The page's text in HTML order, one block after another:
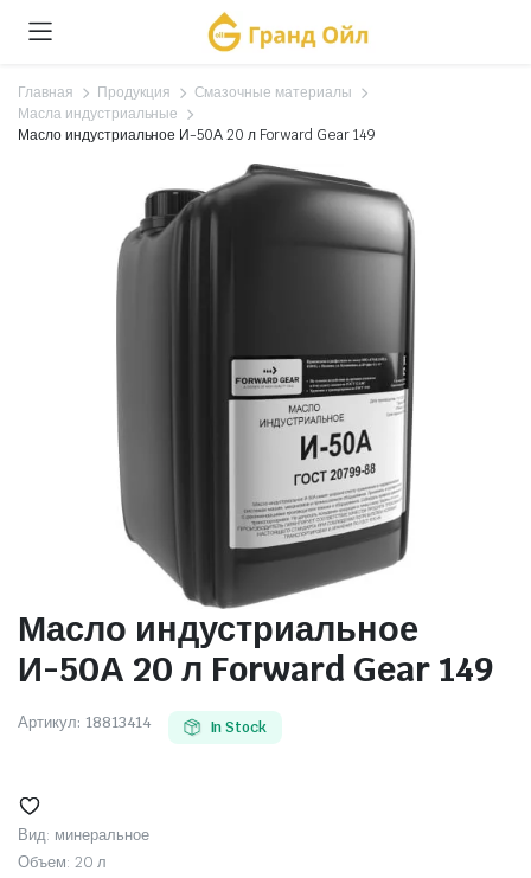
Главная Продукция
Смазочные материалы
Масла индустриальные
Масло индустриальное И-50А 20 л Forward Gear 149
Масло индустриальное
И-50А 20 л Forward Gear 149
Артикул: 18813414 In Stock
Вид: минеральное
Объем: 20 л